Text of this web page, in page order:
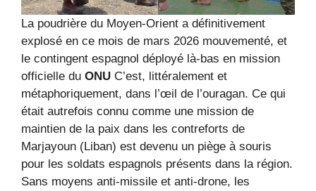
La poudrière du Moyen-Orient a définitivement
explosé en ce mois de mars 2026 mouvementé, et
le contingent espagnol déployé là-bas en mission
officielle du ONU C’est, littéralement et
métaphoriquement, dans l’œil de l’ouragan. Ce qui
était autrefois connu comme une mission de
maintien de la paix dans les contreforts de
Marjayoun (Liban) est devenu un piège à souris
pour les soldats espagnols présents dans la région.
Sans moyens anti-missile et anti-drone, les